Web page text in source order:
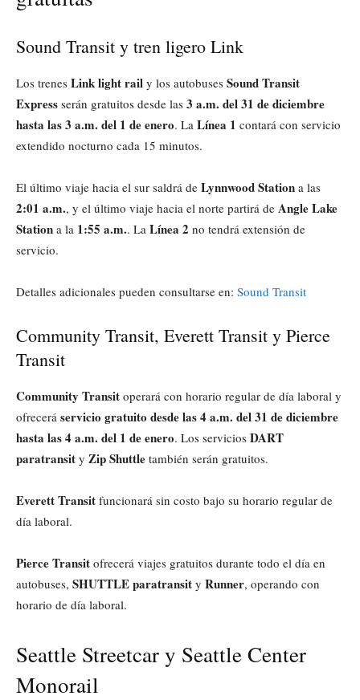
Sound Transit y tren ligero Link
Los trenes Link light rail y los autobuses Sound Transit
Express serán gratuitos desde las 3 a.m. del 31 de diciembre
hasta las 3 a.m. del 1 de enero. La Línea 1 contará con servicio
extendido nocturno cada 15 minutos.
El último viaje hacia el sur saldrá de Lynnwood Station a las
2:01 a.m., y el último viaje hacia el norte partirá de Angle Lake
Station a la 1:55 a.m.. La Línea 2 no tendrá extensión de
servicio.
Detalles adicionales pueden consultarse en: Sound Transit
Community Transit, Everett Transit y Pierce
Transit
Community Transit operará con horario regular de día laboral y
ofrecerá servicio gratuito desde las 4 a.m. del 31 de diciembre
hasta las 4 a.m. del 1 de enero. Los servicios DART
paratransit y Zip Shuttle también serán gratuitos.
Everett Transit funcionará sin costo bajo su horario regular de
día laboral.
Pierce Transit ofrecerá viajes gratuitos durante todo el día en
autobuses, SHUTTLE paratransit y Runner, operando con
horario de día laboral.
Seattle Streetcar y Seattle Center
Monorail